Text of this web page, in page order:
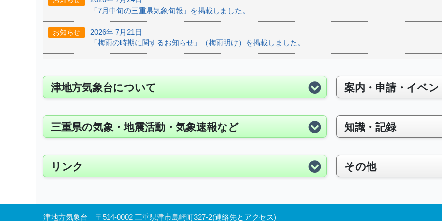
「7月中旬の三重県気象旬報」を掲載しました。
お知らせ
2026年 7月21日
「梅雨の時期に関するお知らせ」（梅雨明け）を掲載しました。
「6月の気象概況」を掲載しました。
お知らせ
2026年 7月15日
お知らせ
2026年 7月13日
「6月の地震活動」を掲載しました。
お知らせ
「5月の気象概況」を掲載しました。
津地方気象台について 案内・申請・イベ
三重県の気象・地震活動・気象速報など 知識・記録
リンク その他
津地方気象台 〒514-0002 三重県津市島崎町327-2(連絡先とアクセス)